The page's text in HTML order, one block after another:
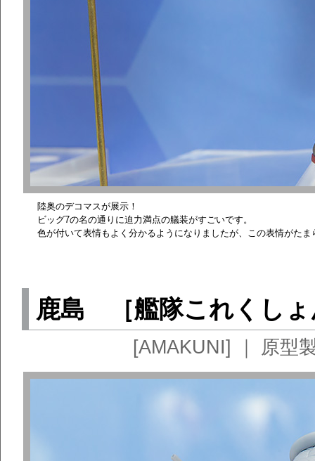
陸奥のデコマスが展示！
ビッグ7の名の通りに迫力満点の艤装がすごいです。
色が付いて表情もよく分かるようになりましたが、この表情がた
鹿島 ［艦隊これくしょ
[AMAKUNI] ｜ 原型